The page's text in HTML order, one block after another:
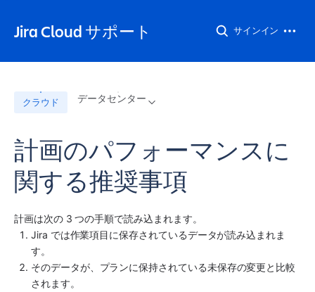
Jira Cloud サポート サインイン
クラウド データセンター
計画のパフォーマンスに
関する推奨事項
計画は次の 3 つの手順で読み込まれます。
Jira では作業項目に保存されているデータが読み込まれま
す。
そのデータが、プランに保持されている未保存の変更と比較
されます。